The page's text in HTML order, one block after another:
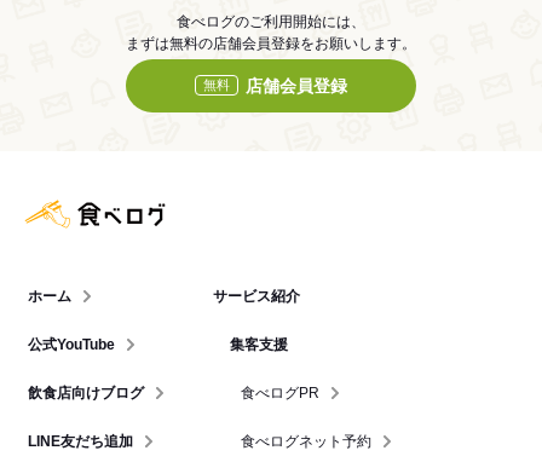
食べログのご利用開始には、
まずは無料の店舗会員登録をお願いします。
無料 店舗会員登録
ホーム
公式YouTube
飲食店向けブログ
LINE友だち追加
サービス紹介
集客支援
食べログPR
食べログネット予約